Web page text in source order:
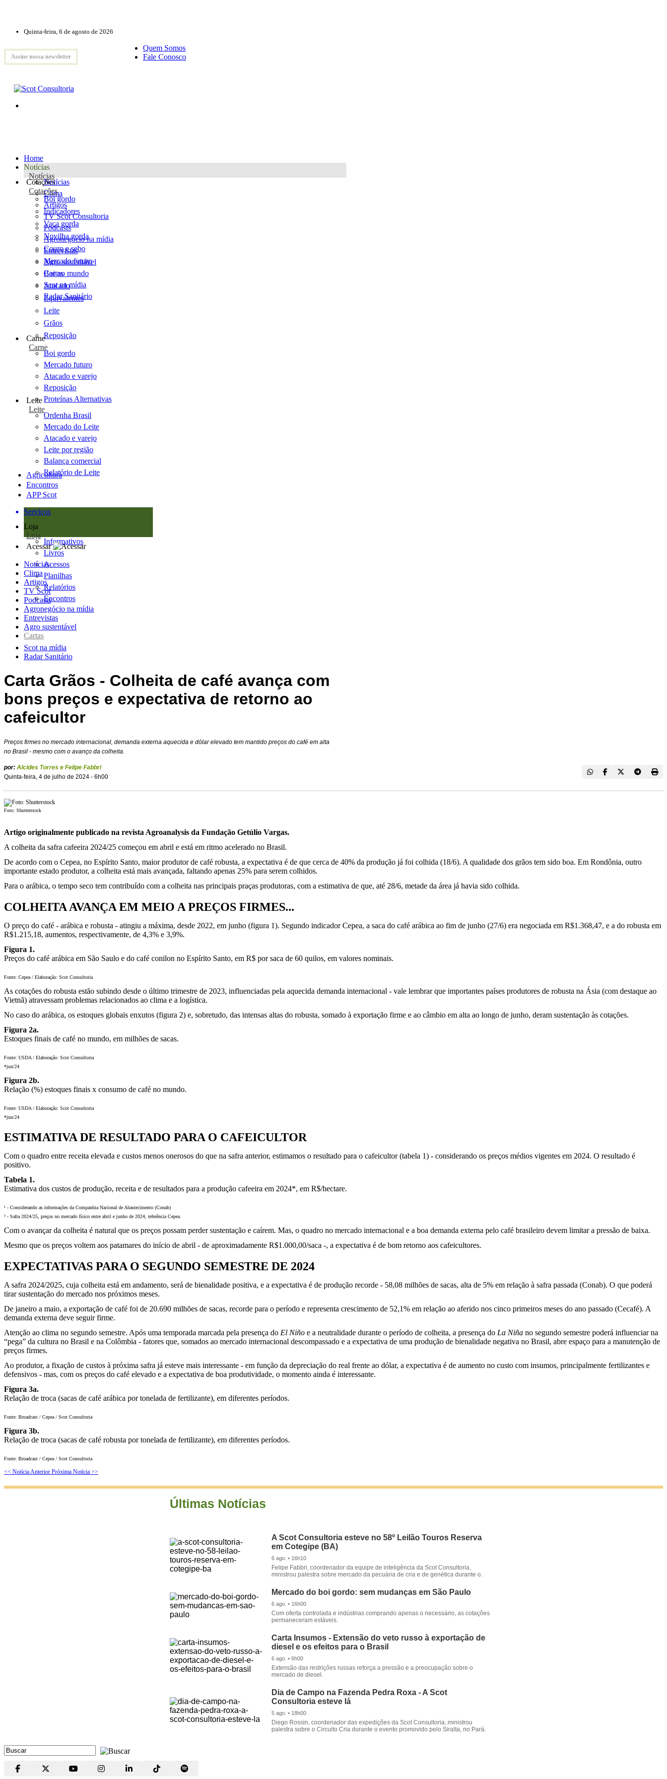
Quinta-feira, 6 de agosto de 2026
Assine nossa newsletter
Quem Somos
Fale Conosco
Home
Notícias
Notícias
Notícias
Clima
Artigos
TV Scot Consultoria
Podcasts
Agronegócio na mídia
Entrevistas
Agro sustentável
Cartas
Scot na mídia
Radar Sanitário
Cotações
Cotações
Boi gordo
Indicadores
Vaca gorda
Novilha gorda
Couro e sebo
Mercado futuro
Boi no mundo
Atacado
Equivalentes
Leite
Grãos
Reposição
Carne
Carne
Boi gordo
Mercado futuro
Atacado e varejo
Reposição
Proteínas Alternativas
Leite
Leite
Ordenha Brasil
Mercado do Leite
Atacado e varejo
Leite por região
Balança comercial
Relatório de Leite
Agricultura
Encontros
APP Scot
Serviços
Loja
Loja
Informativos
Livros
Acessos
Planilhas
Relatórios
Encontros
Acessar
Notícias
Clima
Artigos
TV Scot
Podcasts
Agronegócio na mídia
Entrevistas
Agro sustentável
Cartas
Scot na mídia
Radar Sanitário
Carta Grãos - Colheita de café avança com
bons preços e expectativa de retorno ao
cafeicultor
Preços firmes no mercado internacional, demanda externa aquecida e dólar elevado tem mantido preços do café em alta
no Brasil - mesmo com o avanço da colheita.
por: Alcides Torres e Felipe Fabbri
Quinta-feira, 4 de julho de 2024 - 6h00
Foto: Shutterstock
Artigo originalmente publicado na revista Agroanalysis da Fundação Getúlio Vargas.
A colheita da safra cafeeira 2024/25 começou em abril e está em ritmo acelerado no Brasil.
De acordo com o Cepea, no Espírito Santo, maior produtor de café robusta, a expectativa é de que cerca de 40% da produção já foi colhida (18/6). A qualidade dos grãos tem sido boa. Em Rondônia, outro
importante estado produtor, a colheita está mais avançada, faltando apenas 25% para serem colhidos.
Para o arábica, o tempo seco tem contribuído com a colheita nas principais praças produtoras, com a estimativa de que, até 28/6, metade da área já havia sido colhida.
COLHEITA AVANÇA EM MEIO A PREÇOS FIRMES...
O preço do café - arábica e robusta - atingiu a máxima, desde 2022, em junho (figura 1). Segundo indicador Cepea, a saca do café arábica ao fim de junho (27/6) era negociada em R$1.368,47, e a do robusta em
R$1.215,18, aumentos, respectivamente, de 4,3% e 3,9%.
Figura 1.
Preços do café arábica em São Saulo e do café conilon no Espírito Santo, em R$ por saca de 60 quilos, em valores nominais.
Fonte: Cepea / Elaboração: Scot Consultoria
As cotações do robusta estão subindo desde o último trimestre de 2023, influenciadas pela aquecida demanda internacional - vale lembrar que importantes países produtores de robusta na Ásia (com destaque ao
Vietnã) atravessam problemas relacionados ao clima e a logística.
No caso do arábica, os estoques globais enxutos (figura 2) e, sobretudo, das intensas altas do robusta, somado à exportação firme e ao câmbio em alta ao longo de junho, deram sustentação às cotações.
Figura 2a.
Estoques finais de café no mundo, em milhões de sacas.
Fonte: USDA / Elaboração: Scot Consultoria
*jun/24
Figura 2b.
Relação (%) estoques finais x consumo de café no mundo.
Fonte: USDA / Elaboração: Scot Consultoria
*jun/24
ESTIMATIVA DE RESULTADO PARA O CAFEICULTOR
Com o quadro entre receita elevada e custos menos onerosos do que na safra anterior, estimamos o resultado para o cafeicultor (tabela 1) - considerando os preços médios vigentes em 2024. O resultado é
positivo.
Tabela 1.
Estimativa dos custos de produção, receita e de resultados para a produção cafeeira em 2024*, em R$/hectare.
¹ - Considerando as informações da Companhia Nacional de Abastecimento (Conab)
² - Safra 2024/25, preços no mercado físico entre abril e junho de 2024, referência Cepea.
Com o avançar da colheita é natural que os preços possam perder sustentação e caírem. Mas, o quadro no mercado internacional e a boa demanda externa pelo café brasileiro devem limitar a pressão de baixa.
Mesmo que os preços voltem aos patamares do início de abril - de aproximadamente R$1.000,00/saca -, a expectativa é de bom retorno aos cafeicultores.
EXPECTATIVAS PARA O SEGUNDO SEMESTRE DE 2024
A safra 2024/2025, cuja colheita está em andamento, será de bienalidade positiva, e a expectativa é de produção recorde - 58,08 milhões de sacas, alta de 5% em relação à safra passada (Conab). O que poderá
tirar sustentação do mercado nos próximos meses.
De janeiro a maio, a exportação de café foi de 20.690 milhões de sacas, recorde para o período e representa crescimento de 52,1% em relação ao aferido nos cinco primeiros meses do ano passado (Cecafé). A
demanda externa deve seguir firme.
Atenção ao clima no segundo semestre. Após uma temporada marcada pela presença do El Niño e a neutralidade durante o período de colheita, a presença do La Niña no segundo semestre poderá influenciar na
“pega” da cultura no Brasil e na Colômbia - fatores que, somados ao mercado internacional descompassado e a expectativa de uma produção de bienalidade negativa no Brasil, abre espaço para a manutenção de
preços firmes.
Ao produtor, a fixação de custos à próxima safra já esteve mais interessante - em função da depreciação do real frente ao dólar, a expectativa é de aumento no custo com insumos, principalmente fertilizantes e
defensivos - mas, com os preços do café elevado e a expectativa de boa produtividade, o momento ainda é interessante.
Figura 3a.
Relação de troca (sacas de café arábica por tonelada de fertilizante), em diferentes períodos.
Fonte: Broadcast / Cepea / Scot Consultoria
Figura 3b.
Relação de troca (sacas de café robusta por tonelada de fertilizante), em diferentes períodos.
Fonte: Broadcast / Cepea / Scot Consultoria
<< Notícia Anterior Próxima Notícia >>
Últimas Notícias
A Scot Consultoria esteve no 58º Leilão Touros Reserva
em Cotegipe (BA)
6 ago. • 16h10
Felipe Fabbri, coordenador da equipe de inteligência da Scot Consultoria,
ministrou palestra sobre mercado da pecuária de cria e de genética durante o.
Mercado do boi gordo: sem mudanças em São Paulo
6 ago. • 16h00
Com oferta controlada e indústrias comprando apenas o necessário, as cotações
permaneceram estáveis.
Carta Insumos - Extensão do veto russo à exportação de
diesel e os efeitos para o Brasil
6 ago. • 6h00
Extensão das restrições russas reforça a pressão e a preocupação sobre o
mercado de diesel.
Dia de Campo na Fazenda Pedra Roxa - A Scot
Consultoria esteve lá
5 ago. • 18h00
Diego Rossin, coordenador das expedições da Scot Consultoria, ministrou
palestra sobre o Circuito Cria durante o evento promovido pelo Siralta, no Pará.